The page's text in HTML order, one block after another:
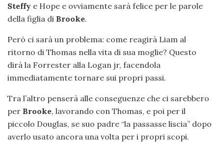
Steffy e Hope e ovviamente sarà felice per le parole
della figlia di Brooke.
Però ci sarà un problema: come reagirà Liam al
ritorno di Thomas nella vita di sua moglie? Questo
dirà la Forrester alla Logan jr, facendola
immediatamente tornare sui propri passi.
Tra l’altro penserà alle conseguenze che ci sarebbero
per Brooke, lavorando con Thomas, e poi per il
piccolo Douglas, se suo padre “la passasse liscia” dopo
averlo usato ancora una volta per i propri scopi.